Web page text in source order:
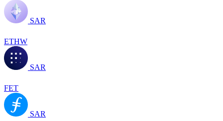
SAR
ETHW
SAR
FET
SAR